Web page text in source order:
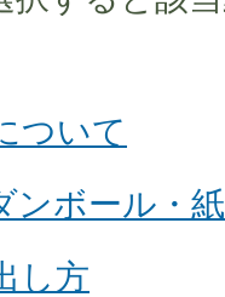
ついて
ンボール・
し方